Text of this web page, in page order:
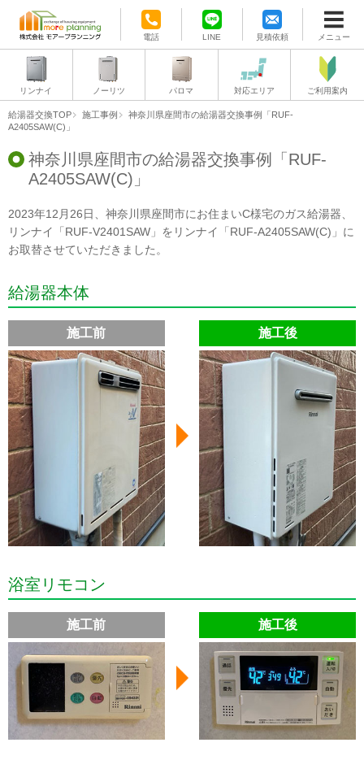
電話 LINE 見積依頼 メニュー
リンナイ ノーリツ パロマ 対応エリア ご利用案内
給湯器交換TOP 施工事例
神奈川県座間市の給湯器交換事例「RUF-
A2405SAW(C)」
神奈川県座間市の給湯器交換事例「RUF-
A2405SAW(C)」
2023年12月26日、神奈川県座間市にお住まいC様宅のガス給湯器、
リンナイ「RUF-V2401SAW」をリンナイ「RUF-A2405SAW(C)」に
お取替させていただきました。
給湯器本体
施工前 施工後
浴室リモコン
施工前 施工後